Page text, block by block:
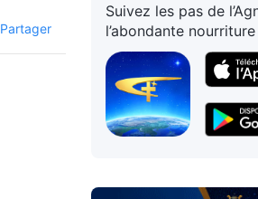
4:59
Partager
Suivez les pas de
l’abondante